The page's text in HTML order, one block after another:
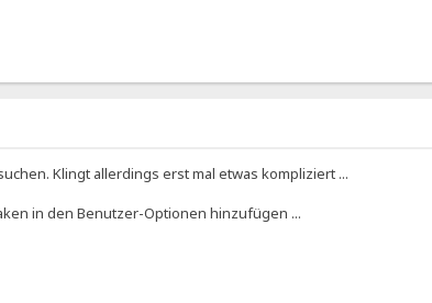
Klingt allerdings erst mal etwas kompliziert ...
in den Benutzer-Optionen hinzufügen ...